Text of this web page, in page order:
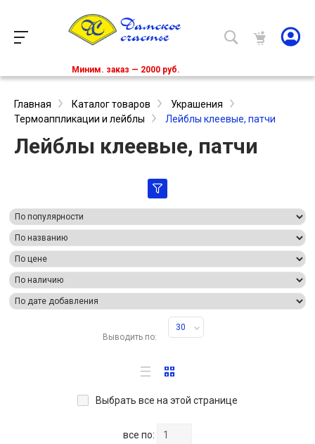
Миним. заказ — 2000 руб.
Главная Каталог товаров
Украшения
Термоаппликации и лейблы
Лейблы клеевые, патчи
Лейблы клеевые, патчи
Выводить по:
30
Выбрать все на этой странице
все по: